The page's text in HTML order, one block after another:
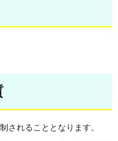
されることとなります。